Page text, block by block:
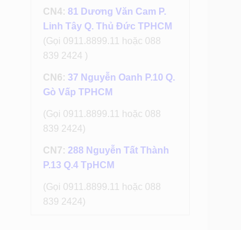
CN4: 81 Dương Văn Cam P.
Linh Tây Q. Thủ Đức TPHCM
(Gọi 0911.8899.11 hoặc 088
839 2424 )
CN6: 37 Nguyễn Oanh P.10 Q.
Gò Vấp TPHCM
(Gọi 0911.8899.11 hoặc 088
839 2424)
CN7: 288 Nguyễn Tất Thành
P.13 Q.4 TpHCM
(Gọi 0911.8899.11 hoặc 088
839 2424)